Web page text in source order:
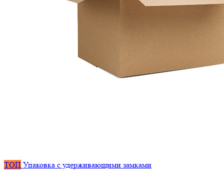
ТОП Упаковка с удерживающими замками